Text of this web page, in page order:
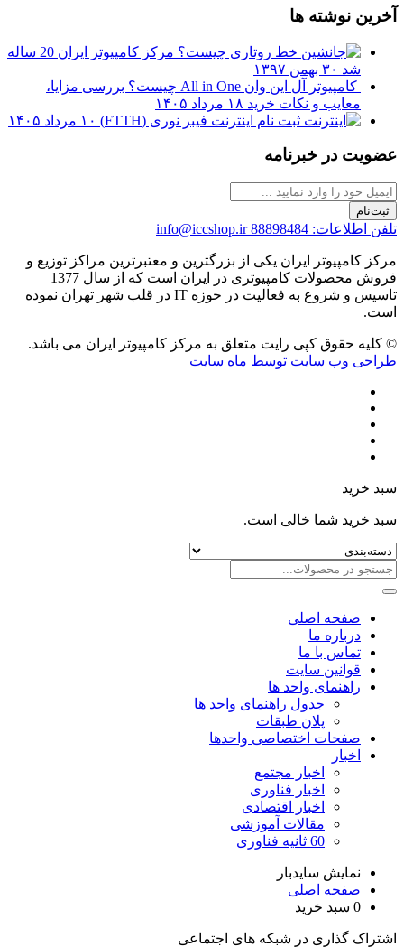
آخرین نوشته ها
مرکز کامپیوتر ایران 20 ساله
شد ۳۰ بهمن ۱۳۹۷
کامپیوتر آل این وان All in One چیست؟ بررسی مزایا،
معایب و نکات خرید ۱۸ مرداد ۱۴۰۵
ثبت نام اینترنت فیبر نوری (FTTH)
۱۰ مرداد ۱۴۰۵
عضویت در خبرنامه
ثبت‌نام
تلفن اطلاعات: 88898484 info@iccshop.ir
مرکز کامپیوتر ایران یکی از بزرگترین و معتبرترین مراکز توزیع و
فروش محصولات کامپیوتری در ایران است که از سال 1377
تاسیس و شروع به فعالیت در حوزه IT در قلب شهر تهران نموده
است.
© کلیه حقوق کپی رایت متعلق به مرکز کامپیوتر ایران می باشد. |
طراحی وب سایت توسط ماه سایت
سبد خرید
سبد خرید شما خالی است.
صفحه اصلی
درباره ما
تماس با ما
قوانین سایت
راهنمای واحد ها
جدول راهنمای واحد ها
پلان طبقات
صفحات اختصاصی واحدها
اخبار
اخبار مجتمع
اخبار فناوری
اخبار اقتصادی
مقالات آموزشی
60 ثانیه فناوری
نمایش سایدبار
صفحه اصلی
0 سبد خرید
اشتراک گذاری در شبکه های اجتماعی